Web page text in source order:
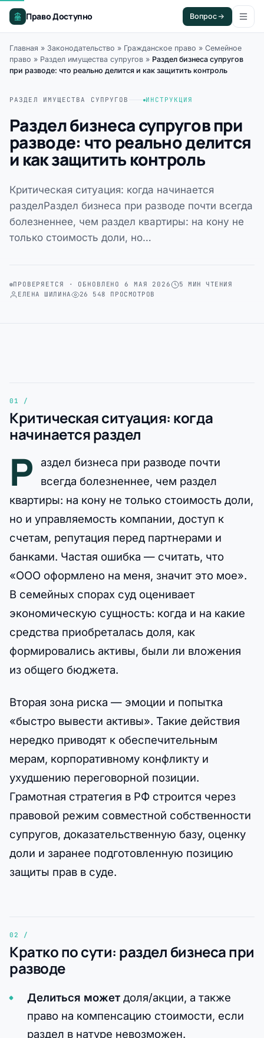
Право Доступно Вопрос
Главная » Законодательство » Гражданское право » Семейное
право » Раздел имущества супругов » Раздел бизнеса супругов
при разводе: что реально делится и как защитить контроль
РАЗДЕЛ ИМУЩЕСТВА СУПРУГОВ ИНСТРУКЦИЯ
Раздел бизнеса супругов при
разводе: что реально делится
и как защитить контроль
Критическая ситуация: когда начинается
разделРаздел бизнеса при разводе почти всегда
болезненнее, чем раздел квартиры: на кону не
только стоимость доли, но…
ПРОВЕРЯЕТСЯ · ОБНОВЛЕНО 6 МАЯ 2026
5 МИН ЧТЕНИЯ
ЕЛЕНА ШИЛИНА
26 548 ПРОСМОТРОВ
Критическая ситуация: когда
начинается раздел
Р
аздел бизнеса при разводе почти
всегда болезненнее, чем раздел
квартиры: на кону не только стоимость доли,
но и управляемость компании, доступ к
счетам, репутация перед партнерами и
банками. Частая ошибка — считать, что
«ООО оформлено на меня, значит это мое».
В семейных спорах суд оценивает
экономическую сущность: когда и на какие
средства приобреталась доля, как
формировались активы, были ли вложения
из общего бюджета.
Вторая зона риска — эмоции и попытка
«быстро вывести активы». Такие действия
нередко приводят к обеспечительным
мерам, корпоративному конфликту и
ухудшению переговорной позиции.
Грамотная стратегия в РФ строится через
правовой режим совместной собственности
супругов, доказательственную базу, оценку
доли и заранее подготовленную позицию
защиты прав в суде.
Кратко по сути: раздел бизнеса при
разводе
Делиться можетдоля/акции, а также
право на компенсацию стоимости, если
раздел в натуре невозможен.